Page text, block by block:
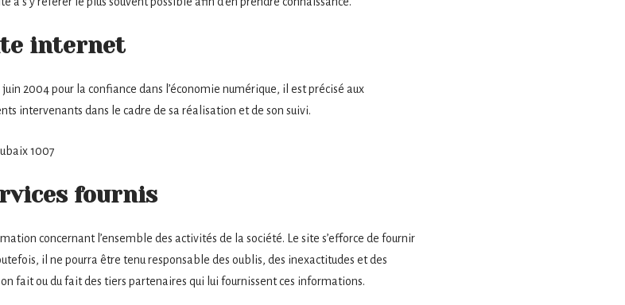
internet
juin 2004 pour la confiance dans l’économie numérique, il est précisé aux
intervenants dans le cadre de sa réalisation et de son suivi.
1007
fournis
concernant l’ensemble des activités de la société. Le site s’efforce de fournir
il ne pourra être tenu responsable des oublis, des inexactitudes et des
fait ou du fait des tiers partenaires qui lui fournissent ces informations.